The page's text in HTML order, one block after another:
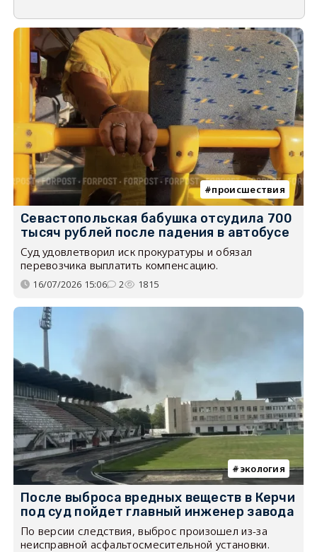
происшествия
Севастопольская бабушка отсудила 700
тысяч рублей после падения в автобусе
Суд удовлетворил иск прокуратуры и обязал
перевозчика выплатить компенсацию.
16/07/2026 15:06 2 1815
экология
После выброса вредных веществ в Керчи
под суд пойдет главный инженер завода
По версии следствия, выброс произошел из-за
неисправной асфальтосмесительной установки.